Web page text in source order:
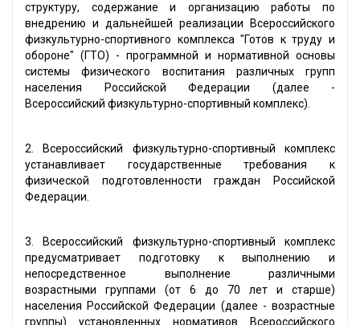
структуру, содержание и организацию работы по
внедрению и дальнейшей реализации Всероссийского
физкультурно-спортивного комплекса "Готов к труду и
обороне" (ГТО) - программной и нормативной основы
системы физического воспитания различных групп
населения Российской Федерации (далее -
Всероссийский физкультурно-спортивный комплекс).
2. Всероссийский физкультурно-спортивный комплекс
устанавливает государственные требования к
физической подготовленности граждан Российской
Федерации.
3. Всероссийский физкультурно-спортивный комплекс
предусматривает подготовку к выполнению и
непосредственное выполнение различными
возрастными группами (от 6 до 70 лет и старше)
населения Российской Федерации (далее - возрастные
группы) установленных нормативов Всероссийского